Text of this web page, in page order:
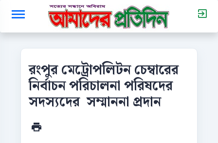
রংপুর মেট্রোপলিটন চেম্বারের
নির্বাচন পরিচালনা পরিষদের
সদস্যদের সম্মাননা প্রদান